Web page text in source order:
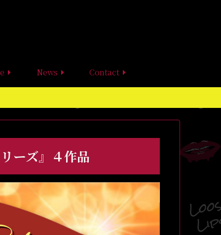
News Contact
ーズ』４作品